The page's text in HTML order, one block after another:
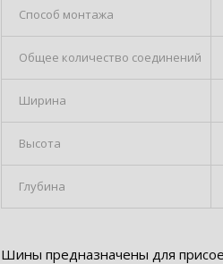
Способ монтажа
Общее количество соединений
Ширина
Высота
Глубина
Шины предназначены для